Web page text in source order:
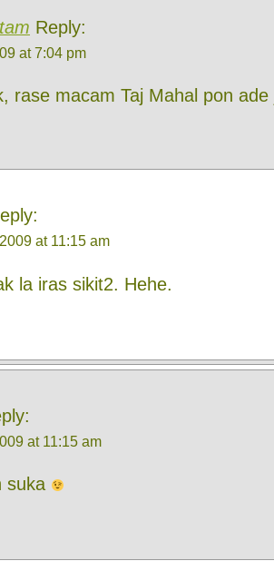
Reply:
at 7:04 pm
rase macam Taj Mahal pon ade
at 11:15 am
la iras sikit2. Hehe.
at 11:15 am
suka